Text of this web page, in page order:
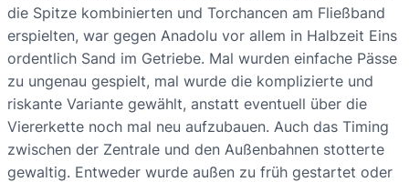
die Spitze kombinierten und Torchancen am Fließband
erspielten, war gegen Anadolu vor allem in Halbzeit Eins
ordentlich Sand im Getriebe. Mal wurden einfache Pässe
zu ungenau gespielt, mal wurde die komplizierte und
riskante Variante gewählt, anstatt eventuell über die
Viererkette noch mal neu aufzubauen. Auch das Timing
zwischen der Zentrale und den Außenbahnen stotterte
gewaltig. Entweder wurde außen zu früh gestartet oder